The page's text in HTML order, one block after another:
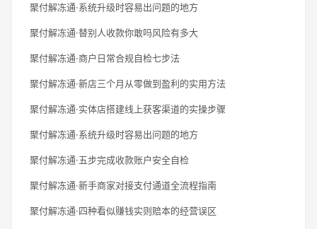
聚付解冻通·系统升级时容易出问题的地方
聚付解冻通·替别人收款你敢吗风险有多大
聚付解冻通·商户日常合规自检七步法
聚付解冻通·新店三个月从零做到盈利的实用方法
聚付解冻通·实体店搭建线上获客渠道的实操步骤
聚付解冻通·系统升级时容易出问题的地方
聚付解冻通·五步完成收款账户安全自检
聚付解冻通·新手商家对接支付通道全流程指南
聚付解冻通·四种看似赚钱实则赔本的经营误区